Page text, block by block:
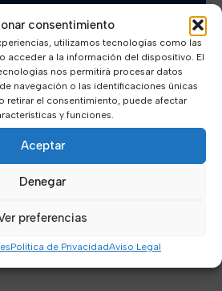
consentimiento
utilizamos tecnologías como las
acceder a la información del dispositivo. El
nos permitirá procesar datos
navegación o las identificaciones únicas
retirar el consentimiento, puede afectar
y funciones.
Aceptar
Denegar
preferencias
Política de PrivacidadAviso Legal